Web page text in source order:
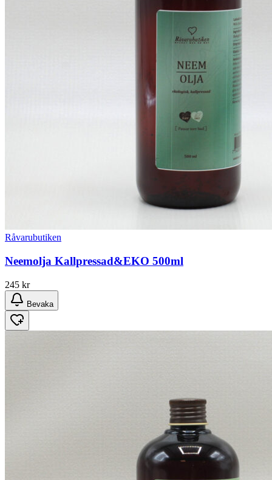
Råvarubutiken
Neemolja Kallpressad&EKO 500ml
245 kr
Bevaka